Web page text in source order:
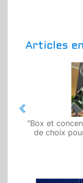
Articles
"Box et
de choix
Previous